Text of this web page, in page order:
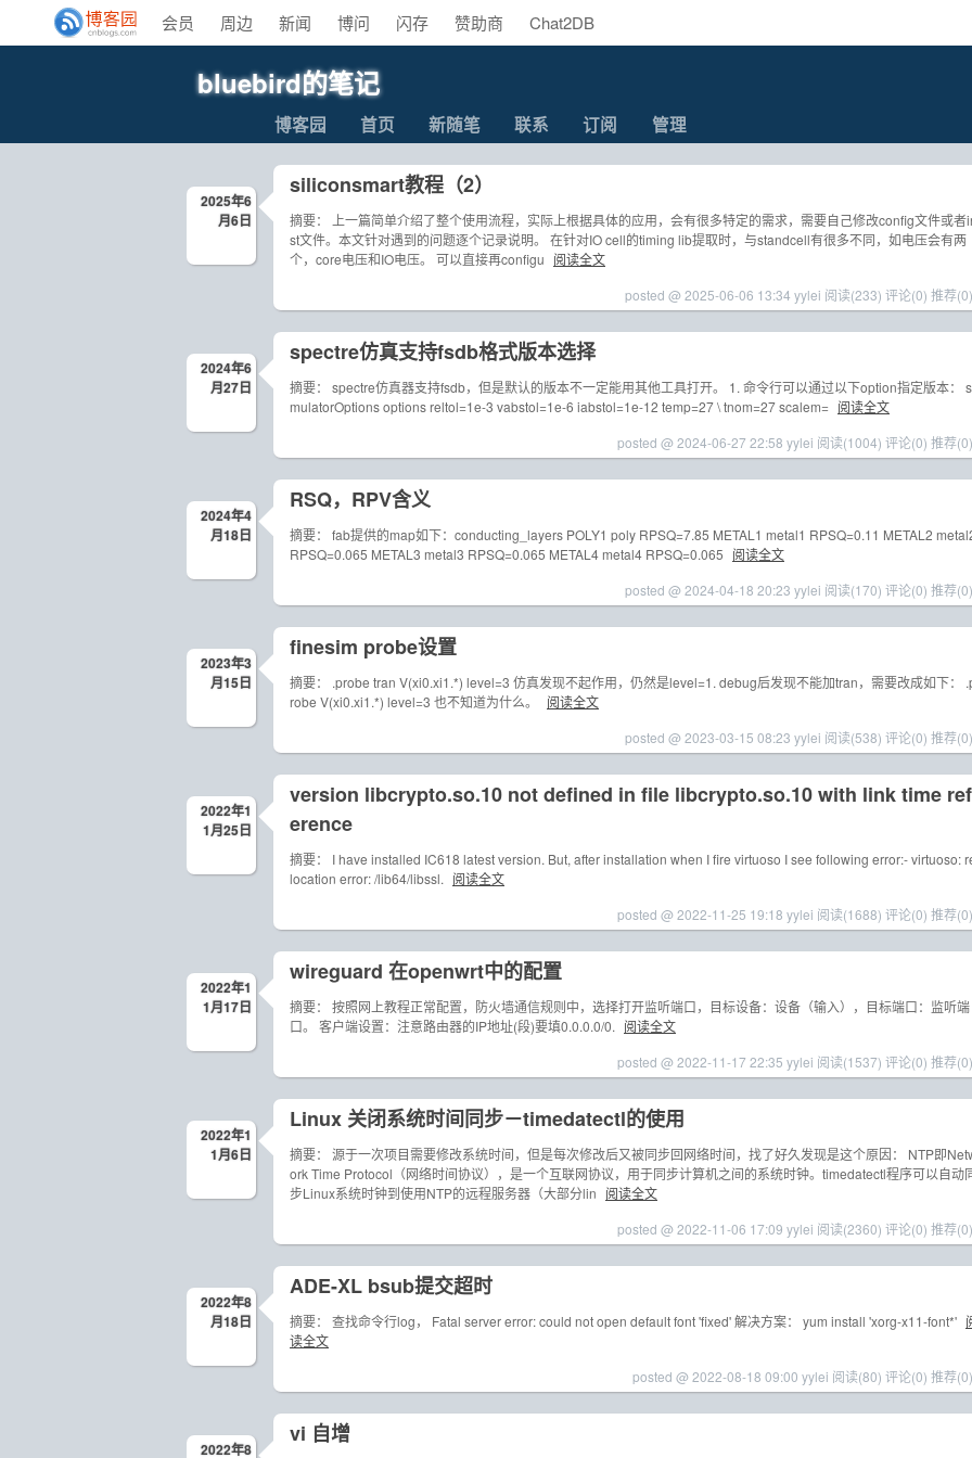
会员 周边 新闻 博问 闪存 赞助商 Chat2DB
bluebird的笔记
博客园 首页 新随笔 联系 订阅 管理
2025年6
月6日
siliconsmart教程（2）
摘要： 上一篇简单介绍了整个使用流程，实际上根据具体的应用，会有很多特定的需求，需要自己修改config文件或者
st文件。本文针对遇到的问题逐个记录说明。 在针对IO cell的timing lib提取时，与standcell有很多不同，如电压会有两
个，core电压和IO电压。 可以直接再configu 阅读全文
posted @ 2025-06-06 13:34 yylei 阅读(233) 评论(0) 推荐(0)
2024年6
月27日
spectre仿真支持fsdb格式版本选择
摘要： spectre仿真器支持fsdb，但是默认的版本不一定能用其他工具打开。 1. 命令行可以通过以下option指定版本：
mulatorOptions options reltol=1e-3 vabstol=1e-6 iabstol=1e-12 temp=27 \ tnom=27 scalem= 阅读全文
posted @ 2024-06-27 22:58 yylei 阅读(1004) 评论(0) 推荐(0)
2024年4
月18日
RSQ，RPV含义
摘要： fab提供的map如下：conducting_layers POLY1 poly RPSQ=7.85 METAL1 metal1 RPSQ=0.11 METAL2
RPSQ=0.065 METAL3 metal3 RPSQ=0.065 METAL4 metal4 RPSQ=0.065 阅读全文
posted @ 2024-04-18 20:23 yylei 阅读(170) 评论(0) 推荐(0)
2023年3
月15日
finesim probe设置
摘要： .probe tran V(xi0.xi1.*) level=3 仿真发现不起作用，仍然是level=1. debug后发现不能加tran，需要改成如下：
robe V(xi0.xi1.*) level=3 也不知道为什么。
阅读全文
posted @ 2023-03-15 08:23 yylei 阅读(538) 评论(0) 推荐(0)
2022年1
1月25日
version libcrypto.so.10 not defined in file libcrypto.so.10 with link time ref
erence
摘要： I have installed IC618 latest version. But, after installation when I fire virtuoso I see following error:- virtuoso:
location error: /lib64/libssl. 阅读全文
posted @ 2022-11-25 19:18 yylei 阅读(1688) 评论(0) 推荐(0)
2022年1
1月17日
wireguard 在openwrt中的配置
摘要： 按照网上教程正常配置，防火墙通信规则中，选择打开监听端口，目标设备：设备（输入），目标端口：监听端
口。 客户端设置：注意路由器的IP地址(段)要填0.0.0.0/0. 阅读全文
posted @ 2022-11-17 22:35 yylei 阅读(1537) 评论(0) 推荐(0)
2022年1
1月6日
Linux 关闭系统时间同步－timedatectl的使用
摘要： 源于一次项目需要修改系统时间，但是每次修改后又被同步回网络时间，找了好久发现是这个原因： NTP即
ork Time Protocol（网络时间协议），是一个互联网协议，用于同步计算机之间的系统时钟。timedatectl程序可以自动
步Linux系统时钟到使用NTP的远程服务器（大部分lin 阅读全文
posted @ 2022-11-06 17:09 yylei 阅读(2360) 评论(0) 推荐(0)
2022年8
月18日
ADE-XL bsub提交超时
摘要： 查找命令行log， Fatal server error: could not open default font 'fixed' 解决方案： yum install 'xorg-x11-font*'
读全文
posted @ 2022-08-18 09:00 yylei 阅读(80) 评论(0) 推荐(0)
2022年8
vi 自增